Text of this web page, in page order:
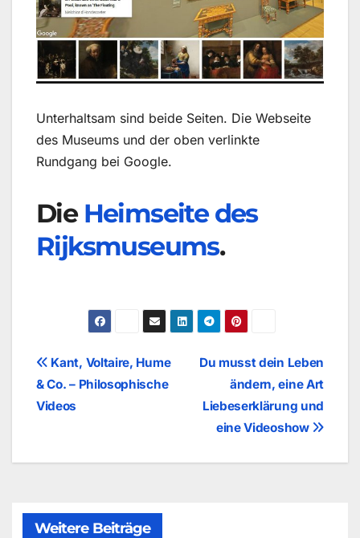
Unterhaltsam sind beide Seiten. Die Webseite
des Museums und der oben verlinkte
Rundgang bei Google.
Die Heimseite des
Rijksmuseums.
Beitragsnavigation
Du musst dein Leben
ändern, eine Art
Liebeserklärung und
eine Videoshow
Kant, Voltaire, Hume
& Co. – Philosophische
Videos
Weitere Beiträge